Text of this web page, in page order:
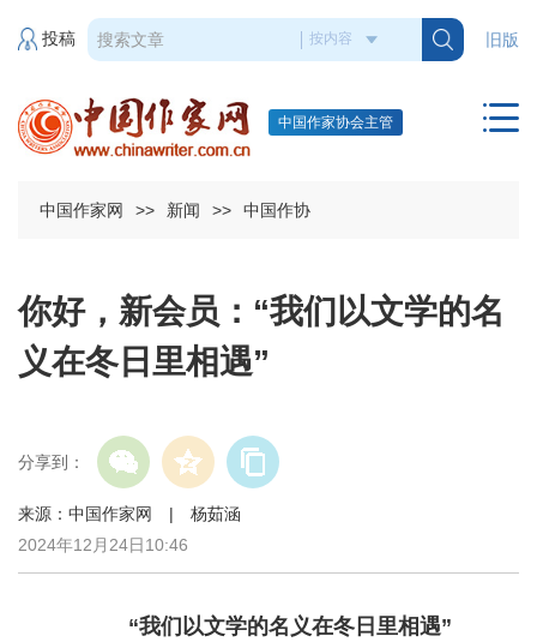
旧版
投稿
中国作家协会主管
中国作家网 >> 新闻 >> 中国作协
你好，新会员：“我们以文学的名
义在冬日里相遇”
分享到：
来源：中国作家网 | 杨茹涵
2024年12月24日10:46
“我们以文学的名义在冬日里相遇”